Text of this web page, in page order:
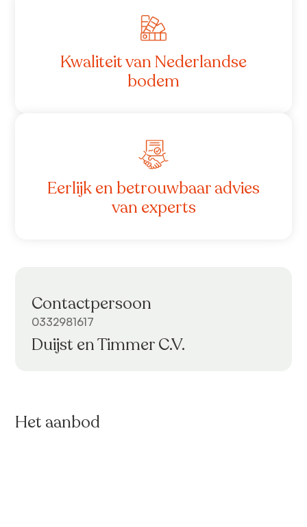
Kwaliteit van Nederlandse
bodem
Eerlijk en betrouwbaar advies
van experts
Duijst en Timmer C.V.
Contactpersoon
0332981617
Het aanbod